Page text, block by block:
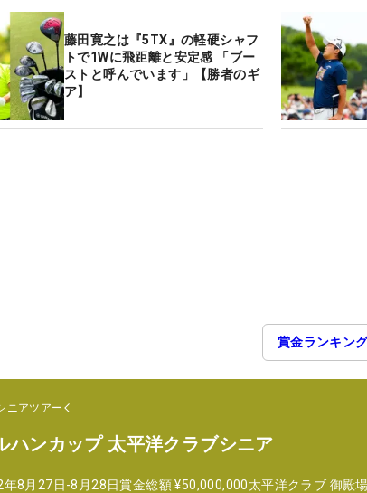
藤田寛之は『5TX』の軽硬シャフ
トで1Wに飛距離と安定感 「ブー
ストと呼んでいます」【勝者のギ
ア】
賞金ランキン
ニアツアー
ハンカップ 太平洋クラブシニア
年8月27日-8月28日賞金総額 ¥50,000,000太平洋クラブ 御殿